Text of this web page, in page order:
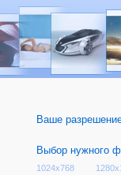
Ваше
Выбор нужного
1024x768